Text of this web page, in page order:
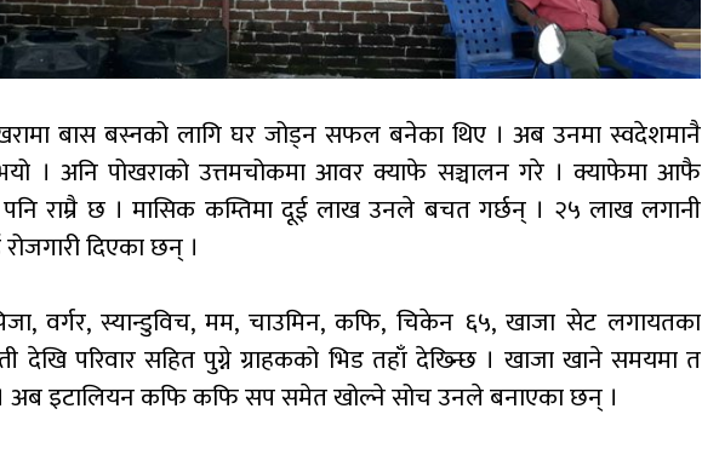
बास बस्नको लागि घर जोड्न सफल बनेका थिए । अब उनमा स्वदेशमानै
। अनि पोखराको उत्तमचोकमा आवर क्याफे सञ्चालन गरे । क्याफेमा आफै
राम्रै छ । मासिक कम्तिमा दूई लाख उनले बचत गर्छन् । २५ लाख लगानी
दिएका छन् ।
वर्गर, स्यान्डुविच, मम, चाउमिन, कफि, चिकेन ६५, खाजा सेट लगायतका
देखि परिवार सहित पुग्ने ग्राहकको भिड तहाँ देख्न्छि । खाजा खाने समयमा त
। अब इटालियन कफि कफि सप समेत खोल्ने सोच उनले बनाएका छन् ।